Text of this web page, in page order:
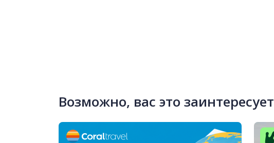
Возможно, вас это заинтересует